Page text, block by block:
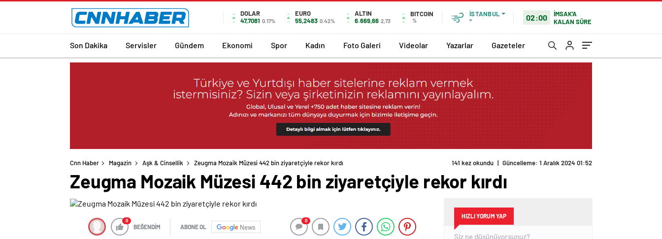
DOLAR
47,7081 0.17%
EURO
55,2483 0.42%
ALTIN
6.669,66 2,73
BITCOIN
%
İSTANBUL
°
02:00
İMSAK'A
KALAN SÜRE
Son Dakika Servisler Gündem Ekonomi Spor Kadın Foto Galeri Videolar Yazarlar Gazeteler
Cnn Haber Magazin Aşk & Cinsellik Zeugma Mozaik Müzesi 442 bin ziyaretçiyle rekor kırdı 141 kez okundu | Güncelleme: 1 Aralık 2024 01:52
Zeugma Mozaik Müzesi 442 bin ziyaretçiyle rekor kırdı
0
BEĞENDİM ABONE OL News
0
HIZLI YORUM YAP